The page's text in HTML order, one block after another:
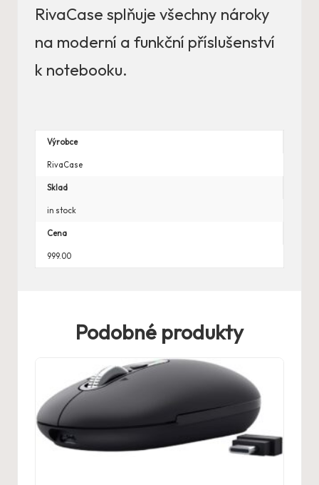
RivaCase splňuje všechny nároky
na moderní a funkční příslušenství
k notebooku.
Výrobce
RivaCase
Sklad
in stock
Cena
999.00
Podobné produkty